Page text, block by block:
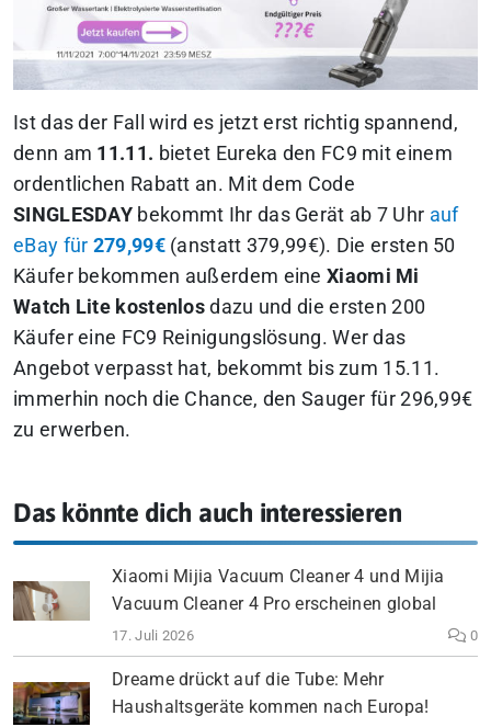
Ist das der Fall wird es jetzt erst richtig spannend,
denn am 11.11. bietet Eureka den FC9 mit einem
ordentlichen Rabatt an. Mit dem Code
SINGLESDAY bekommt Ihr das Gerät ab 7 Uhr auf
eBay für 279,99€(anstatt 379,99€). Die ersten 50
Käufer bekommen außerdem eine Xiaomi Mi
Watch Lite kostenlos dazu und die ersten 200
Käufer eine FC9 Reinigungslösung. Wer das
Angebot verpasst hat, bekommt bis zum 15.11.
immerhin noch die Chance, den Sauger für 296,99€
zu erwerben.
Das könnte dich auch interessieren
Xiaomi Mijia Vacuum Cleaner 4 und Mijia
Vacuum Cleaner 4 Pro erscheinen global
17. Juli 2026 0
Dreame drückt auf die Tube: Mehr
Haushaltsgeräte kommen nach Europa!